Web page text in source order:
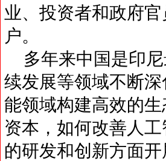
业、投资者和政府
户。
多年来中国是印尼
续发展等领域不断
能领域构建高效的
资本，如何改善人
的研发和创新方面